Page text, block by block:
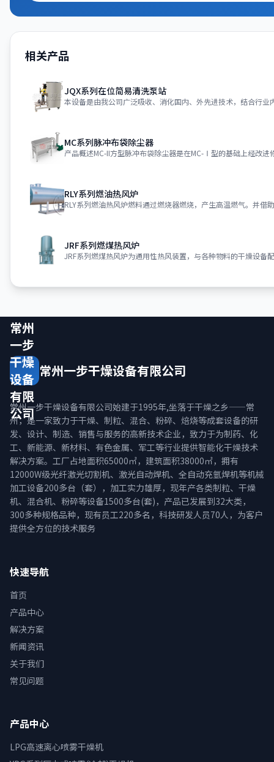
相关产品
JQX系列在位简易清洗泵站
MC系列脉冲布袋除尘器
RLY系列燃油热风炉
JRF系列燃煤热风炉
常州
一步
干燥
设备
有限
公司
常州一步干燥设备有限公司
常州一步干燥设备有限公司始建于1995年,坐落于干燥之乡——常
州，是一家致力于干燥、制粒、混合、粉碎、焙烧等成套设备的研
发、设计、制造、销售与服务的高新技术企业，致力于为制药、化
工、新能源、新材料、有色金属、军工等行业提供智能化干燥技术
解决方案。工厂占地面积65000㎡，建筑面积38000㎡，拥有
12000W级光纤激光切割机、激光自动焊机、全自动充氩焊机等机械
加工设备200多台（套），加工实力雄厚，现年产各类制粒、干燥
机、混合机、粉碎等设备1500多台(套)，产品已发展到32大类，
300多种规格品种，现有员工220多名，科技研发人员70人，为客户
提供全方位的技术服务
快速导航
首页
产品中心
解决方案
新闻资讯
关于我们
常见问题
产品中心
LPG高速离心喷雾干燥机